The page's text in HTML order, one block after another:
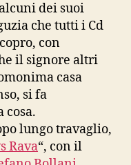
dei suoi
che tutti i Cd
con
il signore altri
casa
si fa
cosa.
lungo travaglio,
Rava“, con il